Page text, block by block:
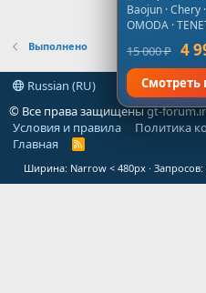
Выполнено
Russian (RU)
© Все права защищеныgt-
Условия и правила
Политика
Главная
R
S
Ширина Запросов
Baojun · Chery
OMODA ·
15 000 ₽ 4
Смотреть